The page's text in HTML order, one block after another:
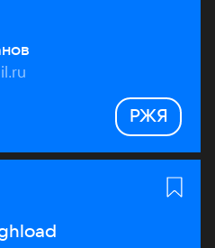
РЖЯ